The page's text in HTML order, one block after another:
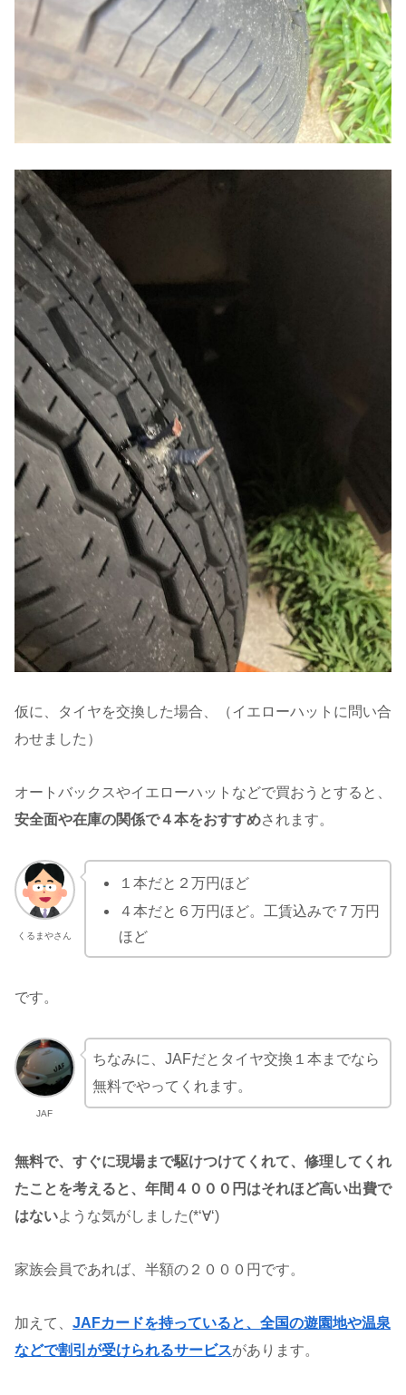
仮に、タイヤを交換した場合、（イエローハットに問い合
わせました）
オートバックスやイエローハットなどで買おうとすると、
安全面や在庫の関係で４本をおすすめされます。
くるまやさん
１本だと２万円ほど
４本だと６万円ほど。工賃込みで７万円
ほど
です。
JAF
ちなみに、JAFだとタイヤ交換１本までなら
無料でやってくれます。
無料で、すぐに現場まで駆けつけてくれて、修理してくれ
たことを考えると、年間４０００円はそれほど高い出費で
はないような気がしました(*‘∀‘)
家族会員であれば、半額の２０００円です。
加えて、 JAFカードを持っていると、全国の遊園地や温泉
などで割引が受けられるサービスがあります。